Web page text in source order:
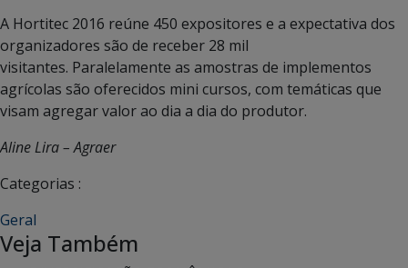
A Hortitec 2016 reúne 450 expositores e a expectativa dos
organizadores são de receber 28 mil
visitantes. Paralelamente as amostras de implementos
agrícolas são oferecidos mini cursos, com temáticas que
visam agregar valor ao dia a dia do produtor.
Aline Lira – Agraer
Categorias :
Geral
Veja Também